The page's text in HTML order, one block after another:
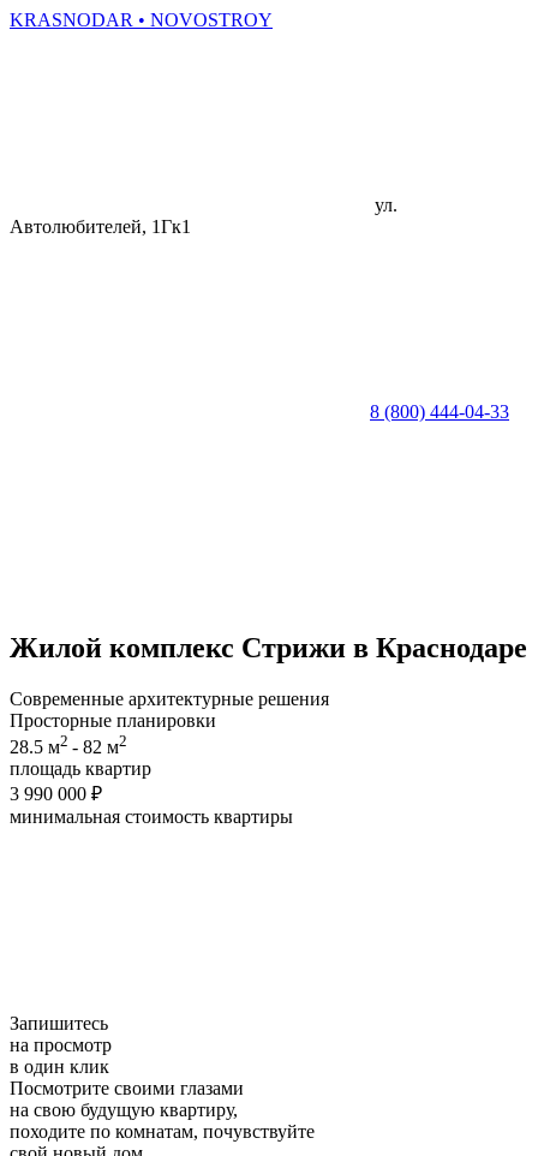
KRASNODAR • NOVOSTROY
ул.
Автолюбителей, 1Гк1
8 (800) 444-04-33
Жилой комплекс Стрижи в Краснодаре
Современные архитектурные решения
Просторные планировки
28.5 м2 - 82 м2
площадь квартир
3 990 000 ₽
минимальная cтоимость квартиры
Запишитесь
на просмотр
в один клик
Посмотрите своими глазами
на свою будущую квартиру,
походите по комнатам, почувствуйте